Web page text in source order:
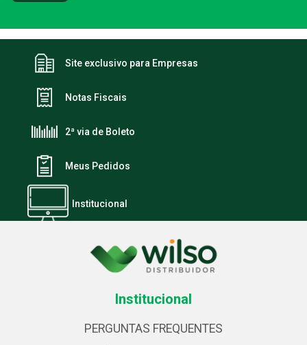
Site exclusivo para Empresas
Notas Fiscais
2ª via de Boleto
Meus Pedidos
Institucional
Institucional
PERGUNTAS FREQUENTES